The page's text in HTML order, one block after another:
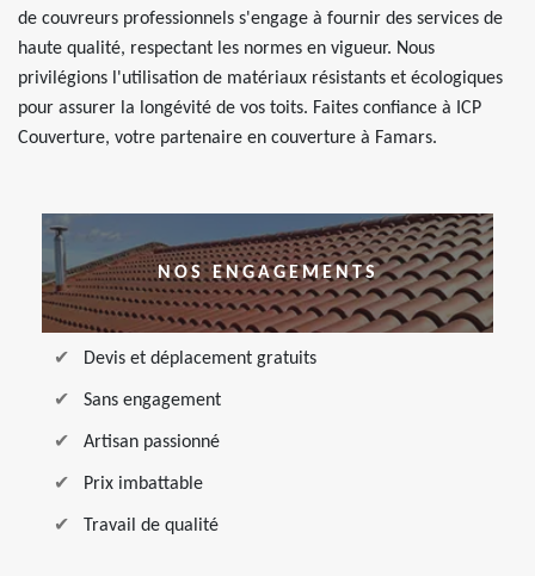
de couvreurs professionnels s'engage à fournir des services de
haute qualité, respectant les normes en vigueur. Nous
privilégions l'utilisation de matériaux résistants et écologiques
pour assurer la longévité de vos toits. Faites confiance à ICP
Couverture, votre partenaire en couverture à Famars.
NOS ENGAGEMENTS
Devis et déplacement gratuits
Sans engagement
Artisan passionné
Prix imbattable
Travail de qualité